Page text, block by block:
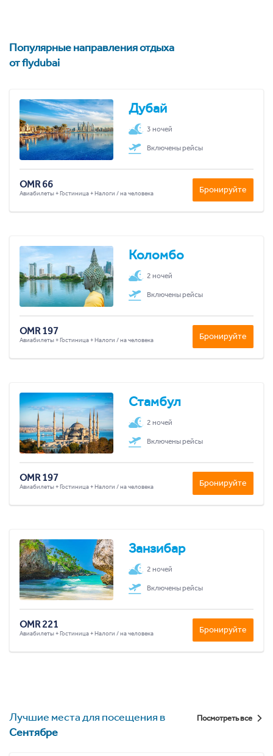
Популярные направления отдыха
от flydubai
Дубай
3 ночей
Включены рейсы
OMR 66
Авиабилеты + Гостиница + Налоги / на человека Бронируйте
Коломбо
2 ночей
Включены рейсы
OMR 197
Авиабилеты + Гостиница + Налоги / на человека Бронируйте
Стамбул
2 ночей
Включены рейсы
OMR 197
Авиабилеты + Гостиница + Налоги / на человека Бронируйте
Занзибар
2 ночей
Включены рейсы
OMR 221
Авиабилеты + Гостиница + Налоги / на человека Бронируйте
Лучшие места для посещения в
Сентябре
Посмотреть все